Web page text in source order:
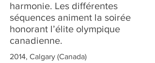
harmonie. Les différentes
séquences animent la soirée
honorant l’élite olympique
canadienne.
2014, Calgary (Canada)